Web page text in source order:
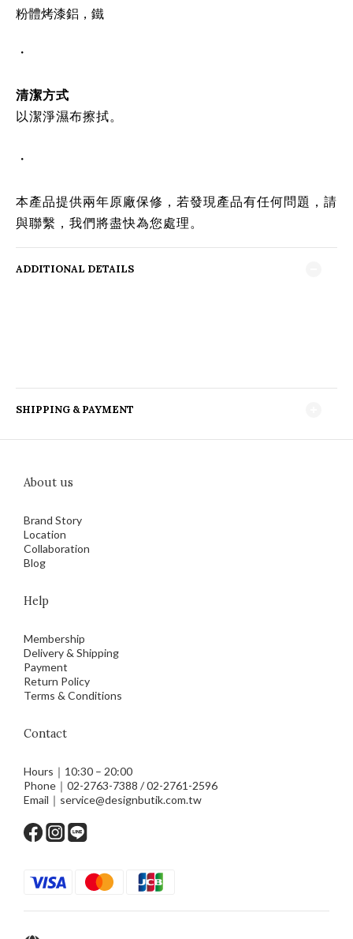
粉體烤漆鋁，鐵
・
清潔方式
以潔淨濕布擦拭。
・
本產品提供兩年原廠保修，若發現產品有任何問題，請
與聯繫，我們將盡快為您處理。
ADDITIONAL DETAILS
SHIPPING & PAYMENT
About us
Brand Story
Location
Collaboration
Blog
Help
Membership
Delivery & Shipping
Payment
Return Policy
Terms & Conditions
Contact
Hours｜10:30 – 20:00
Phone｜02-2763-7388 / 02-2761-2596
Email｜service@designbutik.com.tw